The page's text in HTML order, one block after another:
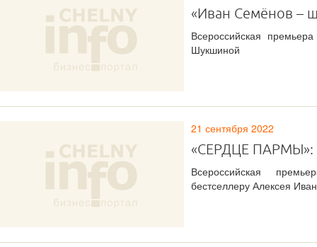
«Иван Семёнов –
Всероссийская
Шукшиной
21 сентября 2022
«СЕРДЦЕ ПАРМЫ»:
Всероссийская
бестселлеру Алексея